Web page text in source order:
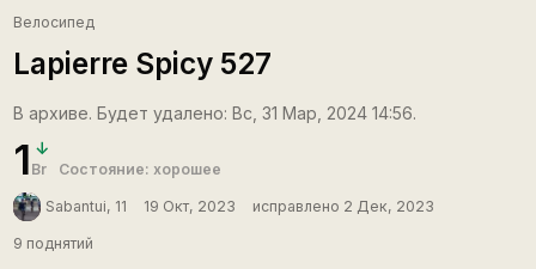
Велосипед
Lapierre Spicy 527
В архиве. Будет удалено: Вс, 31 Мар, 2024 14:56.
1 Br Состояние: хорошее
Sabantui, 11 19 Окт, 2023 исправлено 2 Дек, 2023
9 поднятий